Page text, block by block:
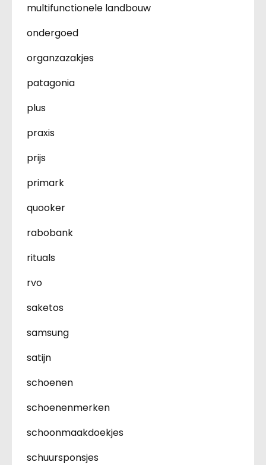
multifunctionele landbouw
ondergoed
organzazakjes
patagonia
plus
praxis
prijs
primark
quooker
rabobank
rituals
rvo
saketos
samsung
satijn
schoenen
schoenenmerken
schoonmaakdoekjes
schuursponsjes